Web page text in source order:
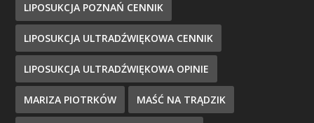
LIPOSUKCJA POZNAŃ CENNIK
LIPOSUKCJA ULTRADŹWIĘKOWA CENNIK
LIPOSUKCJA ULTRADŹWIĘKOWA OPINIE
MARIZA PIOTRKÓW MAŚĆ NA TRĄDZIK